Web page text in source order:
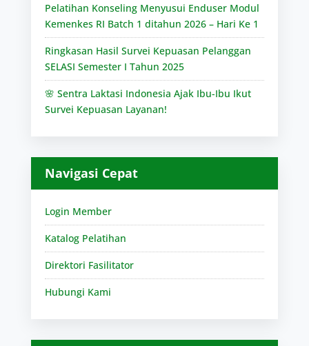
Pelatihan Konseling Menyusui Enduser Modul
Kemenkes RI Batch 1 ditahun 2026 – Hari Ke 1
Ringkasan Hasil Survei Kepuasan Pelanggan
SELASI Semester I Tahun 2025
🌸 Sentra Laktasi Indonesia Ajak Ibu-Ibu Ikut
Survei Kepuasan Layanan!
Navigasi Cepat
Login Member
Katalog Pelatihan
Direktori Fasilitator
Hubungi Kami